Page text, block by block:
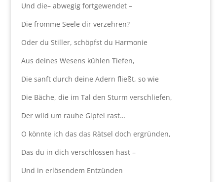
Und die– abwegig fortgewendet –
Die fromme Seele dir verzehren?
Oder du Stiller, schöpfst du Harmonie
Aus deines Wesens kühlen Tiefen,
Die sanft durch deine Adern fließt, so wie
Die Bäche, die im Tal den Sturm verschliefen,
Der wild um rauhe Gipfel rast…
O könnte ich das das Rätsel doch ergründen,
Das du in dich verschlossen hast –
Und in erlösendem Entzünden